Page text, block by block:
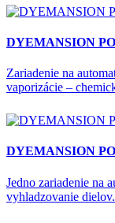
DYEMANSION
Zariadenie na
vaporizácie –
DYEMANSION
Jedno zariadenie na
vyhladzovanie